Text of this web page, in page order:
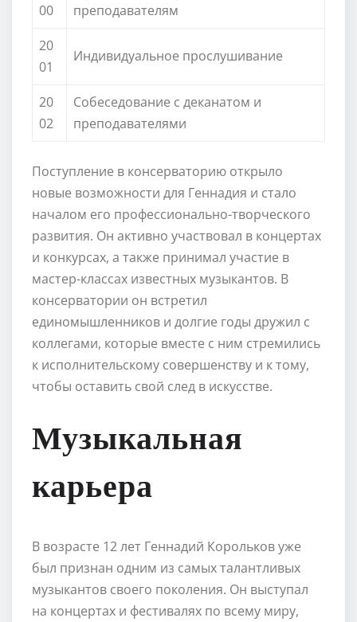
00
преподавателям
20
01
Индивидуальное прослушивание
20
02
Собеседование с деканатом и
преподавателями
Поступление в консерваторию открыло
новые возможности для Геннадия и стало
началом его профессионально-творческого
развития. Он активно участвовал в концертах
и конкурсах, а также принимал участие в
мастер-классах известных музыкантов. В
консерватории он встретил
единомышленников и долгие годы дружил с
коллегами, которые вместе с ним стремились
к исполнительскому совершенству и к тому,
чтобы оставить свой след в искусстве.
Музыкальная
карьера
В возрасте 12 лет Геннадий Корольков уже
был признан одним из самых талантливых
музыкантов своего поколения. Он выступал
на концертах и фестивалях по всему миру,